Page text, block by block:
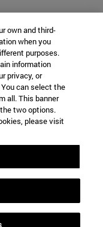
own and third-
when you
purposes.
information
privacy, or
can select the
all. This banner
two options.
please visit